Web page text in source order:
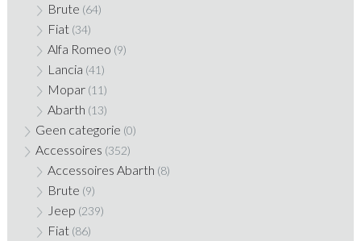
Brute (64)
Fiat (34)
Alfa Romeo (9)
Lancia (41)
Mopar (11)
Abarth (13)
Geen categorie (0)
Accessoires (352)
Accessoires Abarth (8)
Brute (9)
Jeep (239)
Fiat (86)